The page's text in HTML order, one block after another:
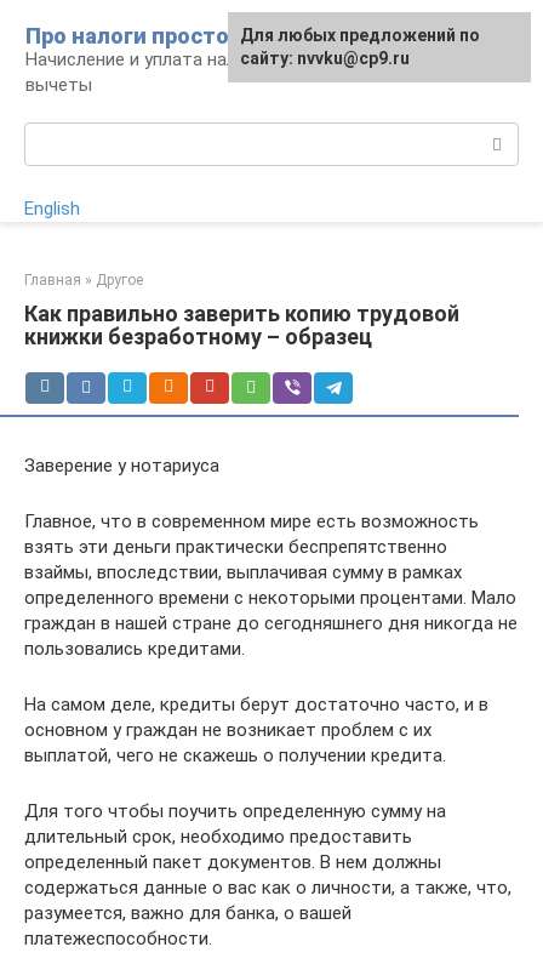
контенту
Про налоги просто
Начисление и уплата налогов, налоговые
вычеты
English
Главная » Другое
Как правильно заверить копию трудовой
книжки безработному – образец
Заверение у нотариуса
Главное, что в современном мире есть возможность
взять эти деньги практически беспрепятственно
взаймы, впоследствии, выплачивая сумму в рамках
определенного времени с некоторыми процентами. Мало
граждан в нашей стране до сегодняшнего дня никогда не
пользовались кредитами.
На самом деле, кредиты берут достаточно часто, и в
основном у граждан не возникает проблем с их
выплатой, чего не скажешь о получении кредита.
Для того чтобы поучить определенную сумму на
длительный срок, необходимо предоставить
определенный пакет документов. В нем должны
содержаться данные о вас как о личности, а также, что,
разумеется, важно для банка, о вашей
платежеспособности.
Для любых предложений по
сайту: nvvku@cp9.ru